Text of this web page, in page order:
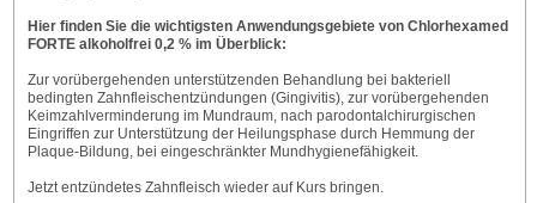
Hier finden Sie die wichtigsten Anwendungsgebiete von Chlorhexamed
FORTE alkoholfrei 0,2 % im Überblick:
Zur vorübergehenden unterstützenden Behandlung bei bakteriell
bedingten Zahnfleischentzündungen (Gingivitis), zur vorübergehenden
Keimzahlverminderung im Mundraum, nach parodontalchirurgischen
Eingriffen zur Unterstützung der Heilungsphase durch Hemmung der
Plaque-Bildung, bei eingeschränkter Mundhygienefähigkeit.
Jetzt entzündetes Zahnfleisch wieder auf Kurs bringen.